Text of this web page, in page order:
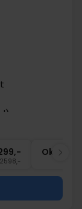
Okt